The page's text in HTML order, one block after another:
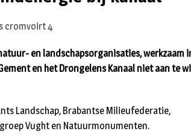
natuur- en landschapsorganisaties, werkzaam
en het Drongelens Kanaal niet aan te
Landschap, Brabantse Milieufederatie,
Vught en Natuurmonumenten.